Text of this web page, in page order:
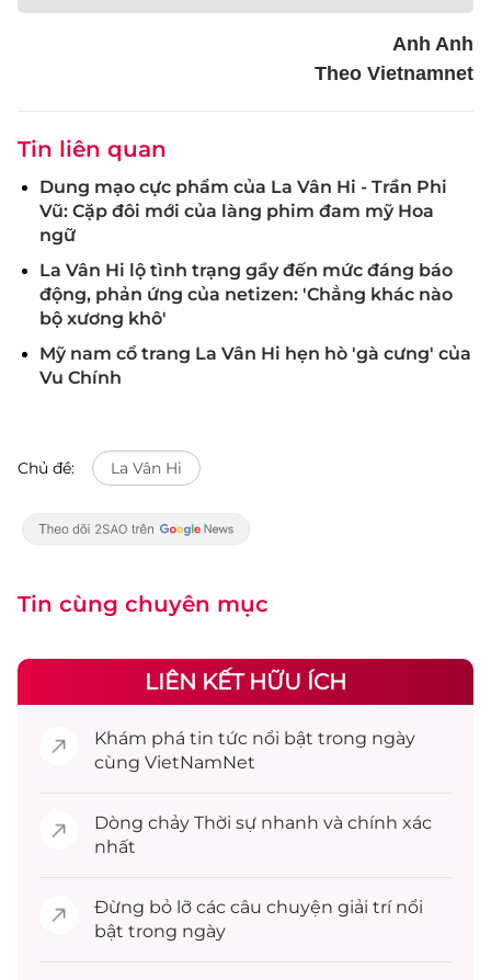
Anh Anh
Theo Vietnamnet
Tin liên quan
Dung mạo cực phẩm của La Vân Hi - Trần Phi
Vũ: Cặp đôi mới của làng phim đam mỹ Hoa
ngữ
La Vân Hi lộ tình trạng gầy đến mức đáng báo
động, phản ứng của netizen: 'Chẳng khác nào
bộ xương khô'
Mỹ nam cổ trang La Vân Hi hẹn hò 'gà cưng' của
Vu Chính
Chủ đề: La Vân Hi
Tin cùng chuyên mục
LIÊN KẾT HỮU ÍCH
Khám phá tin tức nổi bật trong ngày
cùng VietNamNet
Dòng chảy Thời sự nhanh và chính xác
nhất
Đừng bỏ lỡ các câu chuyện giải trínổi
bật trong ngày